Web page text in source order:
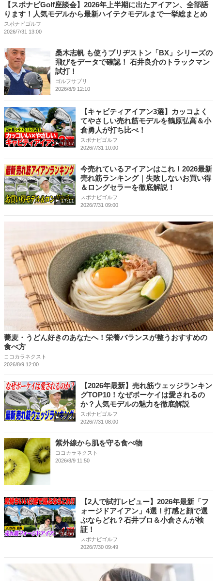
【スポナビGolf座談会】2026年上半期に出たアイアン、全部語
ります！人気モデルから最新ハイテクモデルまで一挙総まとめ
スポナビゴルフ
2026/7/31 13:00
桑木志帆 も使うブリヂストン「BX」シリーズの
飛びをデータで確認！ 石井良介のトラックマン
試打！
ゴルフサプリ
2026/8/9 12:10
16:17
【キャビティアイアン3選】カッコよく
てやさしい売れ筋モデルを鶴原弘高＆小
倉勇人が打ち比べ！
スポナビゴルフ
2026/7/31 10:00
17:11
今売れているアイアンはこれ！2026最新
売れ筋ランキング｜失敗しないお買い得
＆ロングセラーを徹底解説！
スポナビゴルフ
2026/7/31 09:00
蕎麦・うどん好きのあなたへ！栄養バランスが整うおすすめの
食べ方
ココカラネクスト
2026/8/9 12:00
22:36
【2026年最新】売れ筋ウェッジランキン
グTOP10！なぜボーケイは愛されるの
か？人気モデルの魅力を徹底解説
スポナビゴルフ
2026/7/31 08:00
紫外線から肌を守る食べ物
ココカラネクスト
2026/8/9 11:50
14:56
【2人で試打レビュー】2026年最新「フ
ォージドアイアン」4選！打感と顔で選
ぶならどれ？石井プロ＆小倉さんが検
証！
スポナビゴルフ
2026/7/30 09:49